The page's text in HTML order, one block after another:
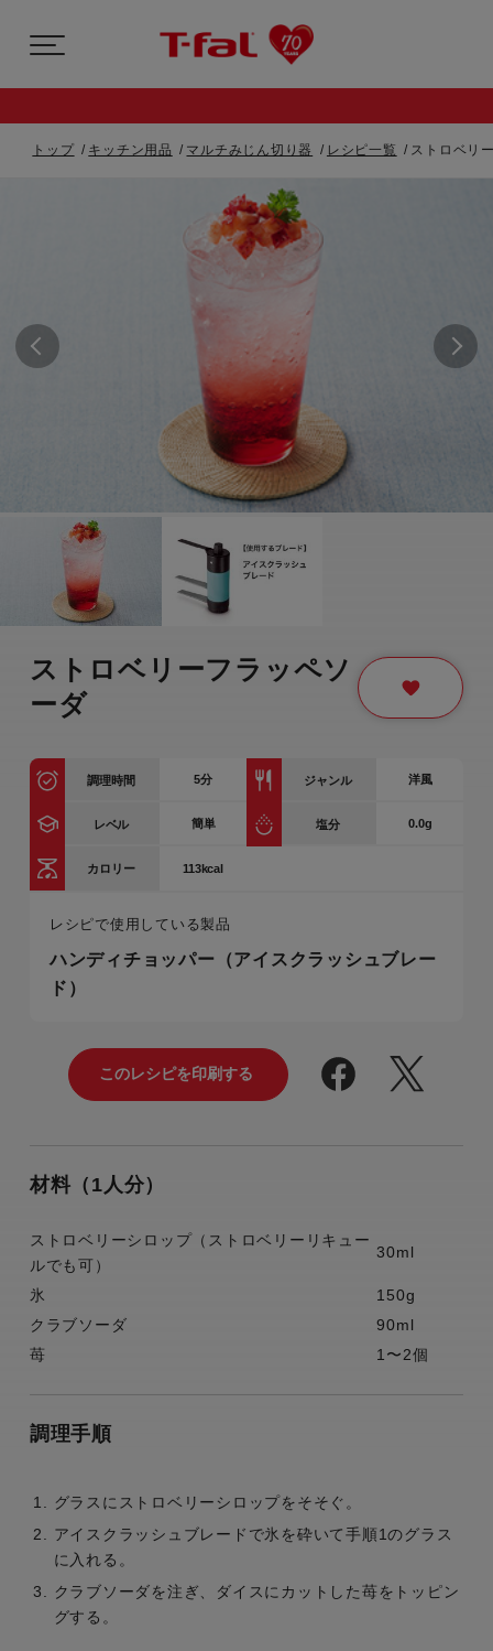
トップ キッチン用品 マルチみじん切り器 レシピ一覧 ストロベリ
ストロベリーフラッペソ
ーダ
調理時間 5分 ジャンル 洋風
レベル 簡単 塩分 0.0g
カロリー 113kcal
レシピで使用している製品
ハンディチョッパー（アイスクラッシュブレー
ド）
材料（1人分）
ストロベリーシロップ（ストロベリーリキュー
ルでも可）
30ml
氷
150g
クラブソーダ
90ml
苺
1〜2個
調理手順
グラスにストロベリーシロップをそそぐ。
アイスクラッシュブレードで氷を砕いて手順1のグラス
に入れる。
クラブソーダを注ぎ、ダイスにカットした苺をトッピン
グする。